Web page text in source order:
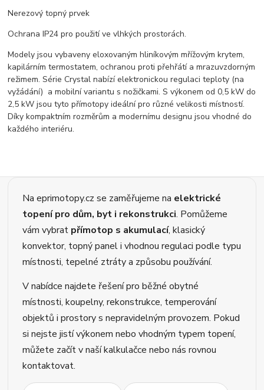
Nerezový topný prvek
Ochrana IP24 pro použití ve vlhkých prostorách.
Modely jsou vybaveny eloxovaným hliníkovým mřížovým krytem,
kapilárním termostatem, ochranou proti přehřátí a mrazuvzdorným
režimem. Série Crystal nabízí elektronickou regulaci teploty (na
vyžádání) a mobilní variantu s nožičkami. S výkonem od 0,5 kW do
2,5 kW jsou tyto přímotopy ideální pro různé velikosti místností.
Díky kompaktním rozměrům a modernímu designu jsou vhodné do
každého interiéru.
Na eprimotopy.cz se zaměřujeme na elektrické
topení pro dům, byt i rekonstrukci. Pomůžeme
vám vybrat přímotop s akumulací, klasický
konvektor, topný panel i vhodnou regulaci podle typu
místnosti, tepelné ztráty a způsobu používání.
V nabídce najdete řešení pro běžné obytné
místnosti, koupelny, rekonstrukce, temperování
objektů i prostory s nepravidelným provozem. Pokud
si nejste jistí výkonem nebo vhodným typem topení,
můžete začít v naší kalkulačce nebo nás rovnou
kontaktovat.